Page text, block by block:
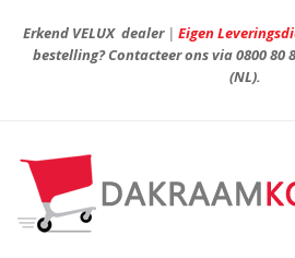
Erkend VELUX dealer| Eigen
bestelling? Contacteer ons via0800 80
(NL).